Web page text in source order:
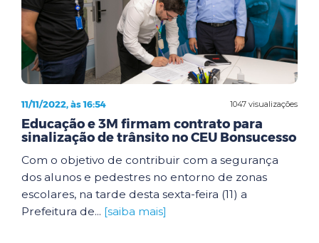
1047 visualizações
11/11/2022, às 16:54
Educação e 3M firmam contrato para
sinalização de trânsito no CEU Bonsucesso
Com o objetivo de contribuir com a segurança
dos alunos e pedestres no entorno de zonas
escolares, na tarde desta sexta-feira (11) a
Prefeitura de... [saiba mais]